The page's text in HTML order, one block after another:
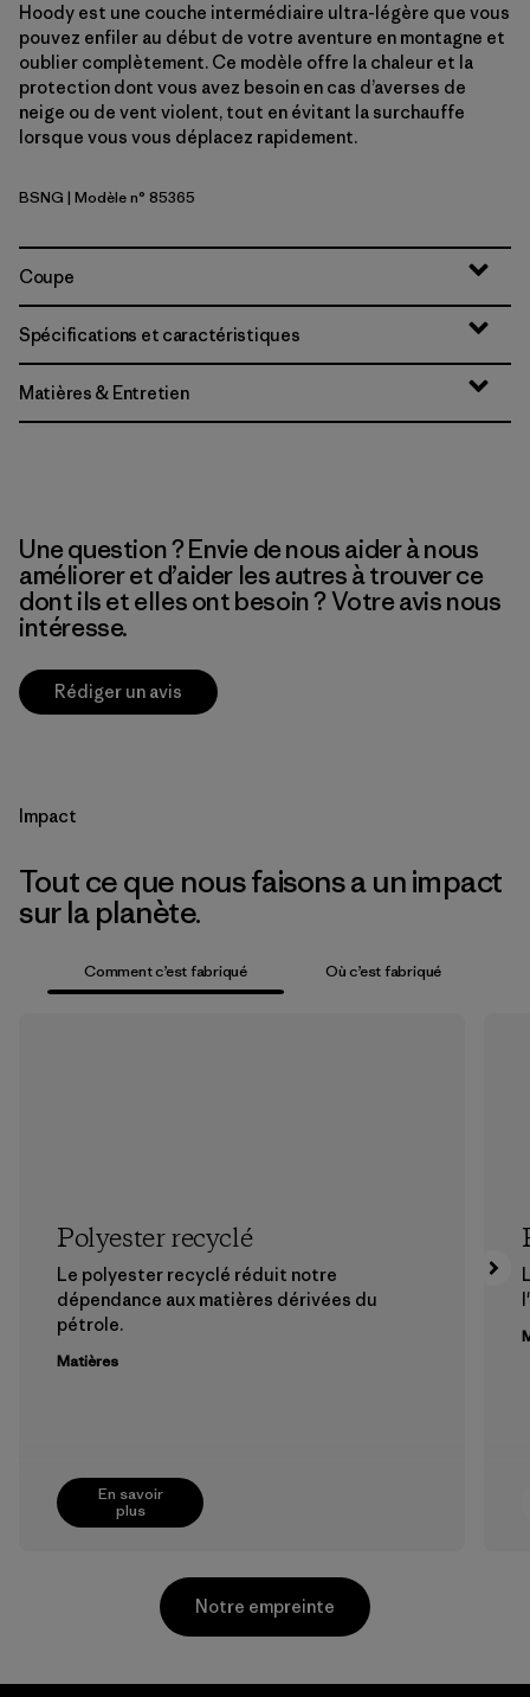
Hoody est une couche intermédiaire ultra-légère que vous
pouvez enfiler au début de votre aventure en montagne et
oublier complètement. Ce modèle offre la chaleur et la
protection dont vous avez besoin en cas d’averses de
neige ou de vent violent, tout en évitant la surchauffe
lorsque vous vous déplacez rapidement.
Basin Green
BSNG | Modèle n° 85365
Coupe
Spécifications et caractéristiques
Matières & Entretien
Une question ? Envie de nous aider à nous
améliorer et d’aider les autres à trouver ce
dont ils et elles ont besoin ? Votre avis nous
intéresse.
Rédiger un avis
Impact
Tout ce que nous faisons a un impact
sur la planète.
Comment c’est fabriqué Où c’est fabriqué
En savoir
plus
Polyester recyclé
Le polyester recyclé réduit notre
dépendance aux matières dérivées du
pétrole.
Matières
Notre empreinte